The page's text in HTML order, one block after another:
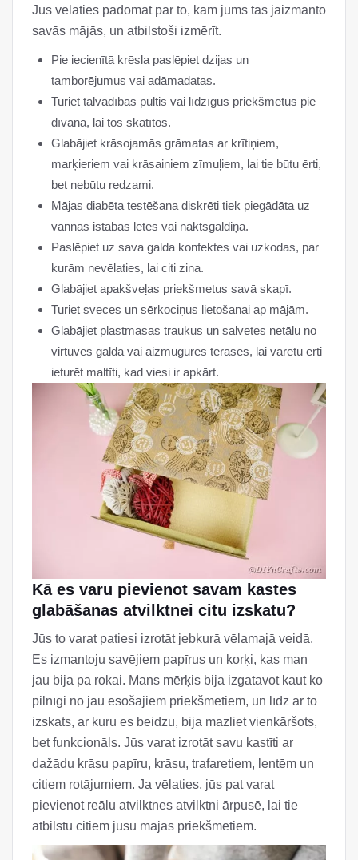
Jūs vēlaties padomāt par to, kam jums tas jāizmanto
savās mājās, un atbilstoši izmērīt.
Pie iecienītā krēsla paslēpiet dzijas un
tamborējumus vai adāmadatas.
Turiet tālvadības pultis vai līdzīgus priekšmetus pie
dīvāna, lai tos skatītos.
Glabājiet krāsojamās grāmatas ar krītiņiem,
marķieriem vai krāsainiem zīmuļiem, lai tie būtu ērti,
bet nebūtu redzami.
Mājas diabēta testēšana diskrēti tiek piegādāta uz
vannas istabas letes vai naktsgaldiņa.
Paslēpiet uz sava galda konfektes vai uzkodas, par
kurām nevēlaties, lai citi zina.
Glabājiet apakšveļas priekšmetus savā skapī.
Turiet sveces un sērkociņus lietošanai ap mājām.
Glabājiet plastmasas traukus un salvetes netālu no
virtuves galda vai aizmugures terases, lai varētu ērti
ieturēt maltīti, kad viesi ir apkārt.
Kā es varu pievienot savam kastes
glabāšanas atvilktnei citu izskatu?
Jūs to varat patiesi izrotāt jebkurā vēlamajā veidā.
Es izmantoju savējiem papīrus un korķi, kas man
jau bija pa rokai. Mans mērķis bija izgatavot kaut ko
pilnīgi no jau esošajiem priekšmetiem, un līdz ar to
izskats, ar kuru es beidzu, bija mazliet vienkāršots,
bet funkcionāls. Jūs varat izrotāt savu kastīti ar
dažādu krāsu papīru, krāsu, trafaretiem, lentēm un
citiem rotājumiem. Ja vēlaties, jūs pat varat
pievienot reālu atvilktnes atvilktni ārpusē, lai tie
atbilstu citiem jūsu mājas priekšmetiem.